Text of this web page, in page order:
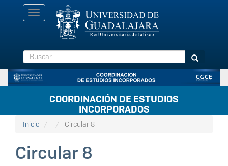
Toggle
navigation
Buscar Buscar
COORDINACIÓN DE ESTUDIOS
INCORPORADOS
Inicio Circular 8
Circular 8